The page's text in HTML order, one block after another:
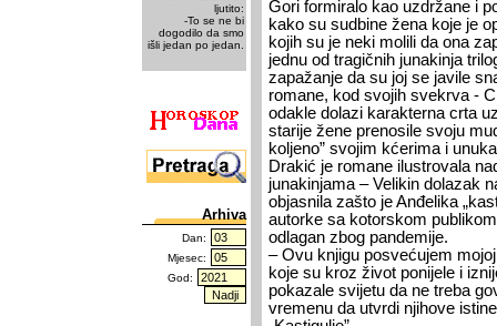
ljutito:
-To se ne bi
dogodilo da smo
išli jedan po jedan.
Arhiva
Dan:
Mjesec:
God:
Gori formiralo kao uzdržane i
kako su sudbine žena koje je
kojih su je neki molili da ona
jednu od tragičnih junakinja
zapažanje da su joj se javile
romane, kod svojih svekrva -
odakle dolazi karakterna crta
starije žene prenosile svoju
koljeno” svojim kćerima i
Drakić je romane ilustrovala
junakinjama – Velikin dolazak
objasnila zašto je Anđelika
autorke sa kotorskom
odlagan zbog pandemije.
– Ovu knjigu posvećujem
koje su kroz život ponijele i
pokazale svijetu da ne treba
vremenu da utvrdi njihove